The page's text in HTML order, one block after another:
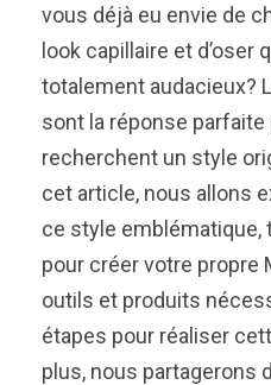
vous déjà eu envie de
look capillaire et d’oser
totalement audacieux?
sont la réponse parfaite
recherchent un style
cet article, nous allons
ce style emblématique,
pour créer votre propre
outils et produits
étapes pour réaliser
plus, nous partagerons